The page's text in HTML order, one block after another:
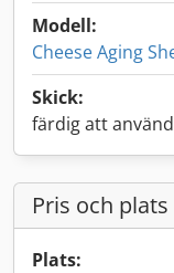
Modell:
Cheese Aging
Skick:
färdig att
Pris och plats
Plats: